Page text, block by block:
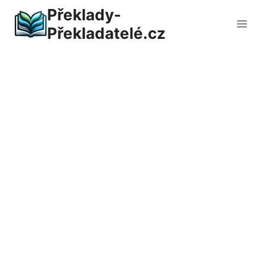
obsah
Překlady-
Překladatelé.cz